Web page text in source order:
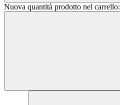
Nuova quantità prodotto nel carrello: